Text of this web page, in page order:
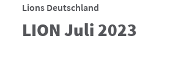
Lions Deutschland
LION Juli 2023